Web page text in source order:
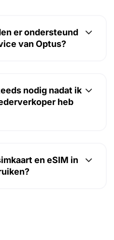
er ondersteund
van Optus?
nodig nadat ik
heb
en eSIM in